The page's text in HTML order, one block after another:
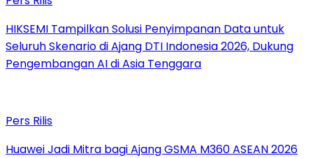
HIKSEMI Tampilkan Solusi Penyimpanan Data untuk
Seluruh Skenario di Ajang DTI Indonesia 2026, Dukung
Pengembangan AI di Asia Tenggara
Pers Rilis
Huawei Jadi Mitra bagi Ajang GSMA M360 ASEAN 2026